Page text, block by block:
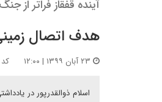
آینده قفقاز فراتر از
هدف اتصال
کد :
اسلام ذوالقدرپور در